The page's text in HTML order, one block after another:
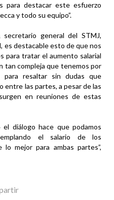
para destacar este esfuerzo
y todo su equipo”.
general del STMJ,
es destacable esto de que nos
para tratar el aumento salarial
tan compleja que tenemos por
para resaltar sin dudas que
entre las partes, a pesar de las
en reuniones de estas
diálogo hace que podamos
el salario de los
lo mejor para ambas partes”,